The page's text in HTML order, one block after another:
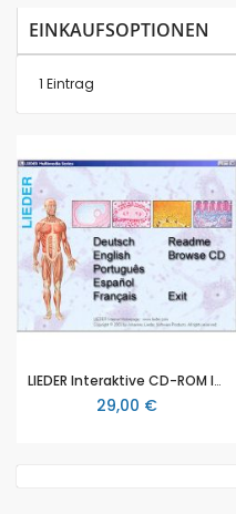
1 Eintrag
LIEDER Interaktive CD-ROM Insekten, LIEDER Ergänzungs - CD-ROM (CD-SM-06)
29,00 €
EINKAUFSOPTIONEN